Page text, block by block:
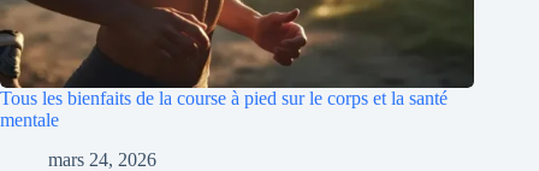
Tous les bienfaits de la course à pied sur le corps et la santé
mentale
mars 24, 2026